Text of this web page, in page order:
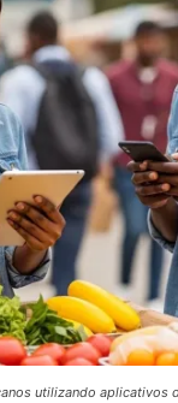
utilizando aplicativos